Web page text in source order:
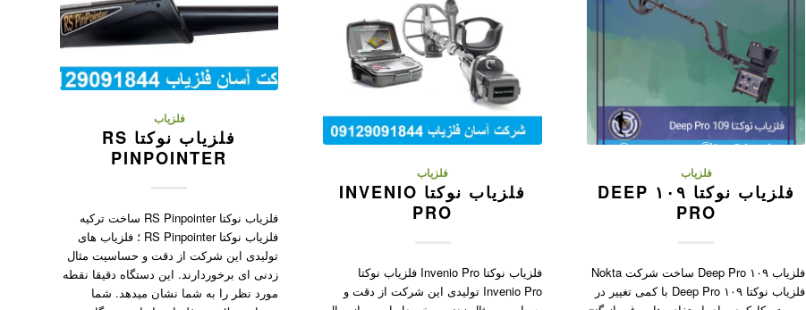
فلزیاب
فلزیاب نوکتا ۱۰۹ DEEP
PRO
فلزیاب ۱۰۹ Deep Pro ساخت شرکت Nokta
فلزیاب نوکتا ۱۰۹ Deep Pro با کمی تغییر در
فلزیاب
فلزیاب نوکتا INVENIO
PRO
فلزیاب نوکتا Invenio Pro فلزیاب نوکتا
Invenio Pro تولیدی این شرکت از دقت و
فلزیاب
فلزیاب نوکتا RS
PINPOINTER
فلزیاب نوکتا RS Pinpointer ساخت ترکیه
فلزیاب نوکتا RS Pinpointer ؛ فلزیاب های
تولیدی این شرکت از دقت و حساسیت مثال
زدنی ای برخوردارند. این دستگاه دقیقا نقطه
مورد نظر را به شما نشان میدهد. شما